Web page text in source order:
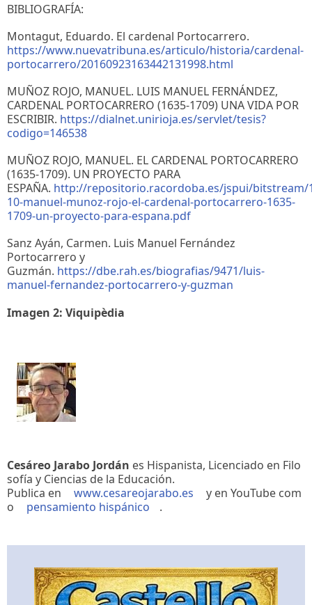
BIBLIOGRAFÍA:
Montagut, Eduardo. El cardenal Portocarrero.
https://www.nuevatribuna.es/articulo/historia/cardenal-
portocarrero/20160923163442131998.html
MUÑOZ ROJO, MANUEL. LUIS MANUEL FERNÁNDEZ,
CARDENAL PORTOCARRERO (1635-1709) UNA VIDA POR
ESCRIBIR. https://dialnet.unirioja.es/servlet/tesis?
codigo=146538
MUÑOZ ROJO, MANUEL. EL CARDENAL PORTOCARRERO
(1635-1709). UN PROYECTO PARA
ESPAÑA. http://repositorio.racordoba.es/jspui/bitstream/
10-manuel-munoz-rojo-el-cardenal-portocarrero-1635-
1709-un-proyecto-para-espana.pdf
Sanz Ayán, Carmen. Luis Manuel Fernández
Portocarrero y
Guzmán. https://dbe.rah.es/biografias/9471/luis-
manuel-fernandez-portocarrero-y-guzman
Imagen 2: Viquipèdia
Cesáreo Jarabo Jordán es Hispanista, Licenciado en Filo
sofía y Ciencias de la Educación.
Publica en
www.cesareojarabo.es
y en YouTube com
o
pensamiento hispánico .